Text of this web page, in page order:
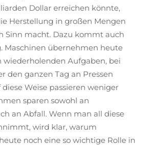
Dollar erreichen könnte,
Herstellung in großen Mengen
Sinn macht. Dazu kommt auch
Maschinen übernehmen heute
wiederholenden Aufgaben, bei
den ganzen Tag an Pressen
Weise passieren weniger
sparen sowohl an
an Abfall. Wenn man all diese
wird klar, warum
noch eine so wichtige Rolle in